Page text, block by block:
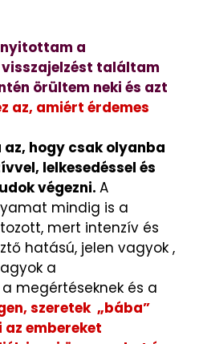
a
találtam
örültem neki és azt
az, amiért érdemes
hogy csak olyanba
lelkesedéssel és
végezni. A
mindig is a
mert intenzív és
hatású, jelen vagyok ,
a
megértéseknek és a
szeretek „bába”
embereket